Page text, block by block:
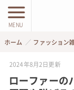
MENU
ホーム ファッション
2024年8月2日更新
ローファーの